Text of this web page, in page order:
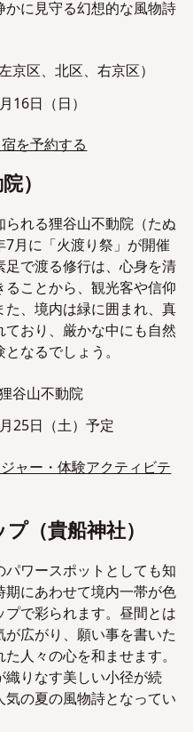
に見守る幻想的な風物詩
京区、北区、右京区）
16日（日）
を予約する
）
れる狸谷山不動院（たぬ
月に「火渡り祭」が開催
で渡る修行は、心身を清
ことから、観光客や信仰
、境内は緑に囲まれ、真
おり、厳かな中にも自然
なるでしょう。
谷山不動院
25日（土）予定
ャー・体験アクティビテ
（貴船神社）
ワースポットとしても知
にあわせて境内一帯が色
で彩られます。昼間とは
広がり、願い事を書いた
人々の心を和ませます。
りなす美しい小径が続
の夏の風物詩となってい